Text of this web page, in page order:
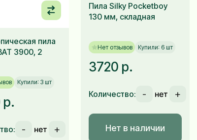
пила
3900, 2
Купили: 3 шт
р.
- +
Пила Silky Pocketboy
130 мм, складная
Нет отзывов Купили: 6 шт
3720 р.
Количество: - +
Нет в наличии